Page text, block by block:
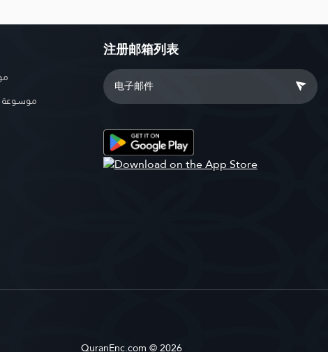
موسوعة
注册邮箱列表
QuranEnc.com © 2026